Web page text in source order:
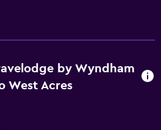
by Wyndham
West Acres